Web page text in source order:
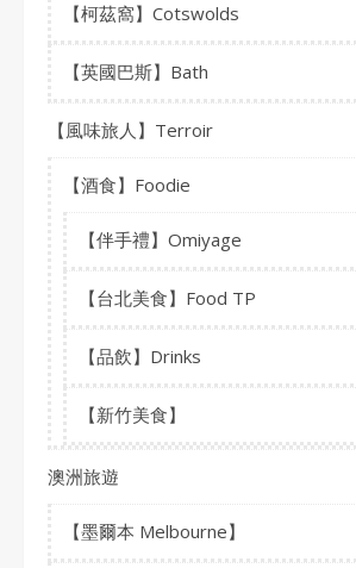
【柯茲窩】Cotswolds
【英國巴斯】Bath
【風味旅人】Terroir
【酒食】Foodie
【伴手禮】Omiyage
【台北美食】Food TP
【品飲】Drinks
【新竹美食】
澳洲旅遊
【墨爾本 Melbourne】